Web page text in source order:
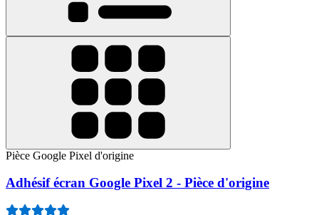
Pièce Google Pixel d'origine
Adhésif écran Google Pixel 2 - Pièce d'origine